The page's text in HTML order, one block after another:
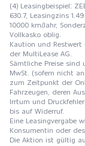
(4) Leasingbeispiel:
630.7, Leasingzins
10000 km/Jahr,
Vollkasko oblig.
Kaution und Restwert
der MultiLease AG.
Sämtliche Preise sind
MwSt. (sofern nicht
zum Zeitpunkt der
Fahrzeugen, deren
Irrtum und
bis auf Widerruf.
Eine Leasingvergabe
Konsumentin oder
Die Aktion ist gültig